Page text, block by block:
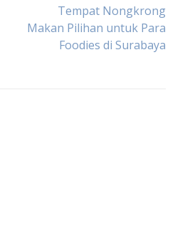
Tempat Nongkrong
Makan Pilihan untuk Para
Foodies di Surabaya